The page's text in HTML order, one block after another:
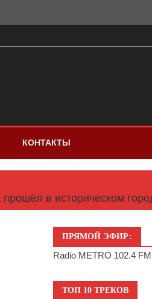
КОНТАКТЫ
прошёл в историческом
ПРЯМОЙ ЭФИР:
Radio METRO 102.4 FM
ТОП 10 ТРЕКОВ